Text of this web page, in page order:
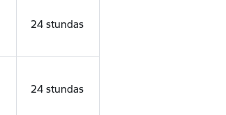
24 stundas
24 stundas